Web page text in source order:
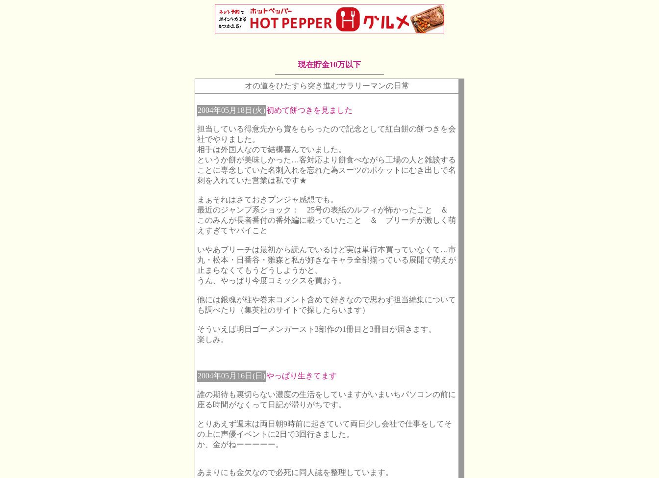
現在貯金10万以下
オの道をひたすら突き進むサラリーマンの日常
2004年05月18日(火)初めて餅つきを見ました
担当している得意先から賞をもらったので記念として紅白餅の餅つきを会
社でやりました。
相手は外国人なので結構喜んでいました。
というか餅が美味しかった…客対応より餅食べながら工場の人と雑談する
ことに専念していた名刺入れを忘れた為スーツのポケットにむき出しで名
刺を入れていた営業は私です★
まぁそれはさておきプンジャ感想でも。
最近のジャンプ系ショック： 25号の表紙のルフィが怖かったこと ＆
このみんが長者番付の番外編に載っていたこと ＆ ブリーチが激しく萌
えすぎてヤバイこと
いやあブリーチは最初から読んでいるけど実は単行本買っていなくて…市
丸・松本・日番谷・雛森と私が好きなキャラ全部揃っている展開で萌えが
止まらなくてもうどうしようかと。
うん、やっぱり今度コミックスを買おう。
他には銀魂が柱や巻末コメント含めて好きなので思わず担当編集について
も調べたり（集英社のサイトで探したらいます）
そういえば明日ゴーメンガースト3部作の1冊目と3冊目が届きます。
楽しみ。
2004年05月16日(日)やっぱり生きてます
誰の期待も裏切らない濃度の生活をしていますがいまいちパソコンの前に
座る時間がなくって日記が滞りがちです。
とりあえず週末は両日朝9時前に起きていて両日少し会社で仕事をしてそ
の上に声優イベントに2日で3回行きました。
か、金がねーーーーー。
あまりにも金欠なので必死に同人誌を整理しています。